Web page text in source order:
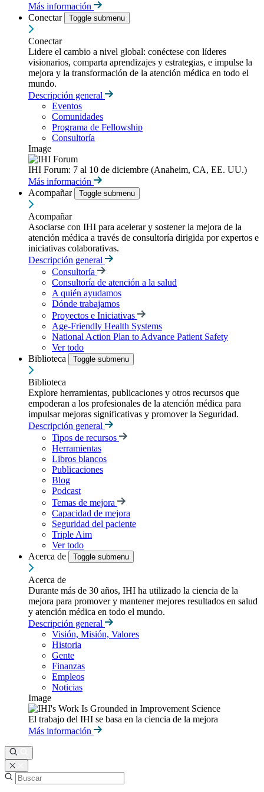
Más información
Conectar
Toggle submenu
Conectar
Lidere el cambio a nivel global: conéctese con líderes
visionarios, comparta aprendizajes y estrategias, e impulse la
mejora y la transformación de la atención médica en todo el
mundo.
Descripción general
Eventos
Comunidades
Programa de Fellowship
Consultoría
Image
IHI Forum: 7 al 10 de diciembre (Anaheim, CA, EE. UU.)
Más información
Acompañar
Toggle submenu
Acompañar
Asociarse con IHI para acelerar y sostener la mejora de la
atención médica a través de consultoría dirigida por expertos e
iniciativas colaborativas.
Descripción general
Consultoría
Consultoría de atención a la salud
A quién ayudamos
Dónde trabajamos
Proyectos e Iniciativas
Age-Friendly Health Systems
National Action Plan to Advance Patient Safety
Ver todo
Biblioteca
Toggle submenu
Biblioteca
Explore herramientas, publicaciones y otros recursos que
empoderan a los profesionales de la atención médica para
impulsar mejoras significativas y promover la Seguridad.
Descripción general
Tipos de recursos
Herramientas
Libros blancos
Publicaciones
Blog
Podcast
Temas de mejora
Capacidad de mejora
Seguridad del paciente
Triple Aim
Ver todo
Acerca de
Toggle submenu
Acerca de
Durante más de 30 años, IHI ha utilizado la ciencia de la
mejora para promover y mantener mejores resultados en salud
y atención médica en todo el mundo.
Descripción general
Visión, Misión, Valores
Historia
Gente
Finanzas
Empleos
Noticias
Image
El trabajo del IHI se basa en la ciencia de la mejora
Más información